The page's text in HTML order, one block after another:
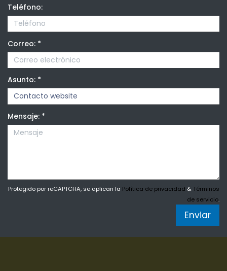
Teléfono:
Correo: *
Asunto: *
Mensaje: *
Protegido por reCAPTCHA, se aplican la Política de privacidad & Términos
de servicio.
Enviar